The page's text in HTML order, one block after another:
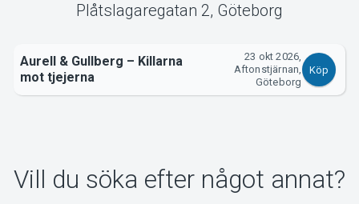
Support
Plåtslagaregatan 2, Göteborg
Aurell & Gullberg – Killarna
mot tjejerna
23 okt 2026,
Aftonstjärnan,
Göteborg
Köp
Vill du söka efter något annat?